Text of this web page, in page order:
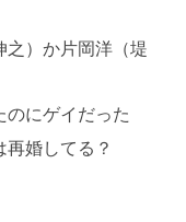
之）か片岡洋（堤
のにゲイだった
婚してる？